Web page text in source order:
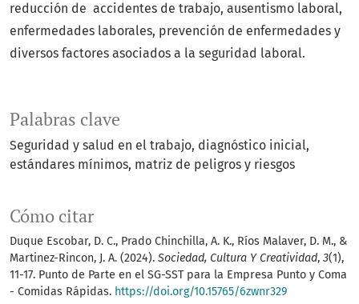
Palabras clave
Seguridad y salud en el trabajo diagnóstico inicial
estándares mínimos matriz de peligros y riesgos
Cómo citar
Duque Escobar, D. C., Prado Chinchilla, A. K., Ríos Malaver, D. M., &
Martinez-Rincon, J. A. (2024). Sociedad, Cultura Y Creatividad, 3(1),
11-17. Punto de Parte en el SG-SST para la Empresa Punto y Coma
- Comidas Rápidas. https://doi.org/10.15765/6zwnr329
reducción de accidentes de trabajo, ausentismo laboral,
enfermedades laborales, prevención de enfermedades y
diversos factores asociados a la seguridad laboral.